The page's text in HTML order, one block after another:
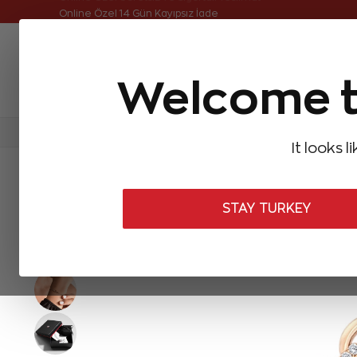
Welcome
It looks
STAY TURKEY
Online Özel Ücretsiz ve Sigortalı Teslimat
Aynı Gün Kargo Çok Satanlar